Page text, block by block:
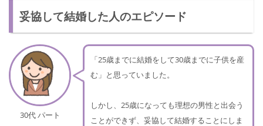
妥協して結婚した人のエピソード
30代 パート
「25歳までに結婚をして30歳までに子供を産
む」と思っていました。
しかし、25歳になっても理想の男性と出会う
ことができず、妥協して結婚することにしま